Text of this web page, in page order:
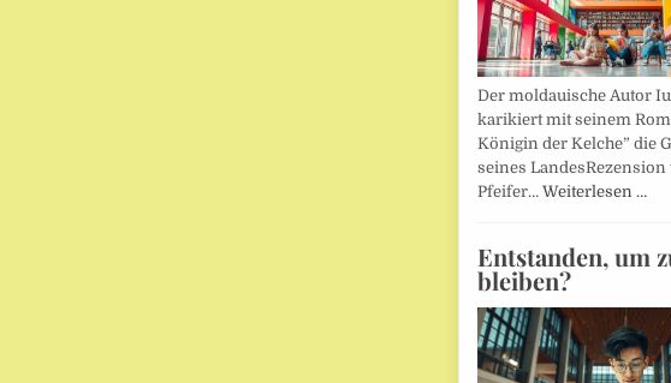
Der moldauische Autor
karikiert mit seinem
Königin der Kelche” die
seines
Pfeifer… Weiterlesen …
Entstanden, um
bleiben?